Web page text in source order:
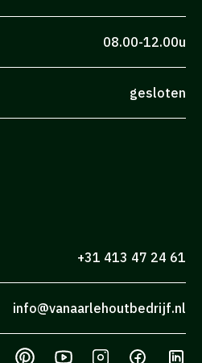
08.00-12.00u
gesloten
+31 413 47 24 61
info@vanaarlehoutbedrijf.nl